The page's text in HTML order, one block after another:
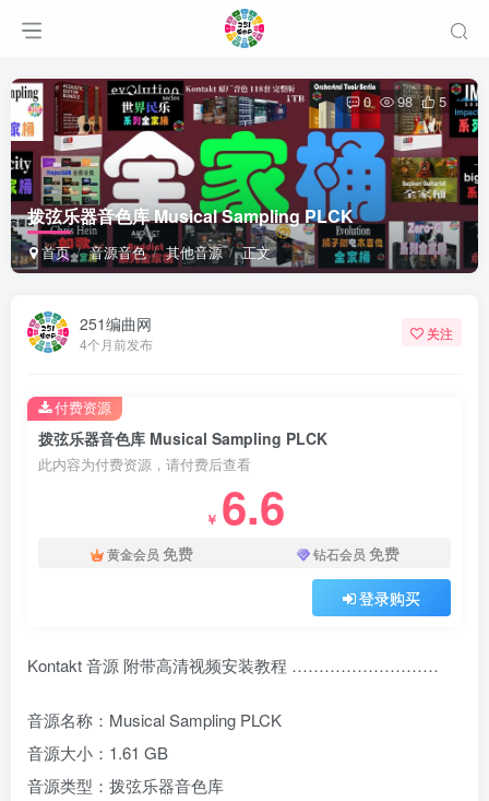
拨弦乐器音色库 Musical Sampling PLCK
首页 音源音色 其他音源 正文
0 98 5
251编曲网
4个月前发布
关注
拨弦乐器音色库 Musical Sampling PLCK
此内容为付费资源，请付费后查看
￥ 6.6
黄金会员 免费 钻石会员 免费
登录购买
付费资源
Kontakt 音源 附带高清视频安装教程 ………………………
音源名称：Musical Sampling PLCK
音源大小：1.61 GB
音源类型：拨弦乐器音色库